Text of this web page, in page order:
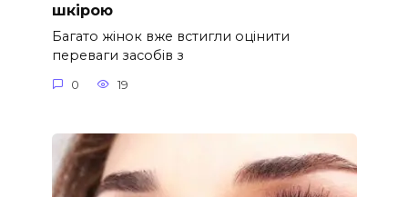
шкірою
Багато жінок вже встигли оцінити
переваги засобів з
0 19